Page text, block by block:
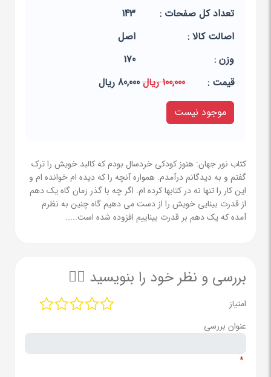
تعداد کل صفحات :
143
اصالت کالا :
اصل
وزن :
170
قيمت :
100,000 ریال
80,000 ریال
موجود نیست
کتاب نور جهان: هنوز کودکی خردسال بودم که کالبد خویش را ترک
گفتم و به دیدگانم درآمدم. همواره آنچه را که دیده ام خوانده ام و
این کار را تنها نه در کتابها کرده ام. اگر چه با گذر زمان گاه یک دهم
از قدرت بینایی خویش را از دست می دهیم گاه چنین به نظرم
آمده که یک دهم بر قدرت بیناییم افزوده شده است.....
بررسی و نظر خود را بنویسید ✍🏻
امتیاز
عنوان بررسی
*